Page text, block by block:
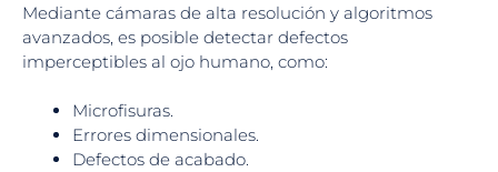
Mediante cámaras de alta resolución y algoritmos
avanzados, es posible detectar defectos
imperceptibles al ojo humano, como:
Microfisuras.
Errores dimensionales.
Defectos de acabado.